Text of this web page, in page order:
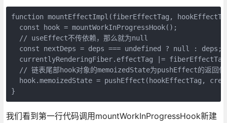
function mountEffectImpl(fiberEffectTag,
  const hook = mountWorkInProgressHook();
  // useEffect不传依赖，那么就为null
  const nextDeps = deps === undefined ? null : deps;
currentlyRenderingFiber.effectTag |=
  // 链表尾部hook对象的memoizedState为pushEffect的返回值
hook.memoizedState = pushEffect(hookEffectTag,
}
我们看到第一行代码调用mountWorkInProgressHook新建